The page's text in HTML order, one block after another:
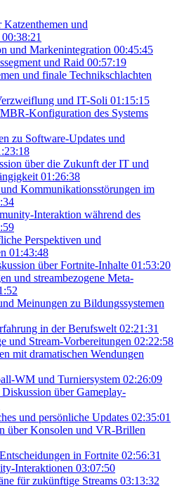
und
00:38:21
und Markenintegration 00:45:45
und Raid 00:57:19
und finale Technikschlachten
und IT-Soli 01:15:15
Konfiguration des Systems
zu Software-Updates und
über die Zukunft der IT und
01:26:38
Kommunikationsstörungen im
Interaktion während des
Perspektiven und
01:43:48
über Fortnite-Inhalte 01:53:20
und streambezogene Meta-
Meinungen zu Bildungssystemen
in der Berufswelt 02:21:31
und Stream-Vorbereitungen 02:22:58
mit dramatischen Wendungen
WM und Turniersystem 02:26:09
über Gameplay-
und persönliche Updates 02:35:01
über Konsolen und VR-Brillen
in Fortnite 02:56:31
Interaktionen 03:07:50
für zukünftige Streams 03:13:32